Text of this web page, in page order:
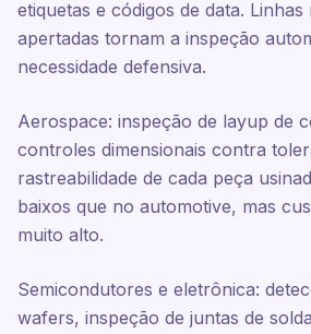
etiquetas e códigos de data.
apertadas tornam a inspeção
necessidade defensiva.
Aerospace: inspeção de layup de
controles dimensionais contra
rastreabilidade de cada peça
baixos que no automotive, mas
muito alto.
Semicondutores e eletrônica:
wafers, inspeção de juntas de